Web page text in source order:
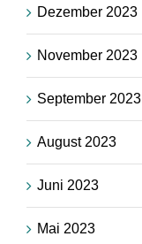
Dezember 2023
November 2023
September 2023
August 2023
Juni 2023
Mai 2023